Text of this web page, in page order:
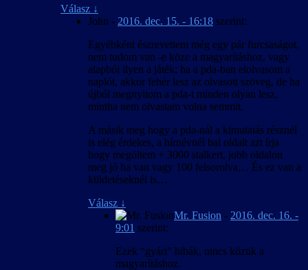
Válasz ↓
John - 2016. dec. 15. - 16:18 szerint:
Egyébként észrevettem még egy pár furcsaságot,
nem tudom van -e köze a magyarításhoz, vagy
alapból ilyen a játék; ha a pda-ban elolvasom a
naplót, akkor fehér lesz az olvasott szöveg, de ha
újból megnyitom a pda-t minden olyan lesz,
mintha nem olvastam volna semmit.
A másik meg hogy a pda-nál a kimutatás résznél
is elég érdekes, a hírnévnél bal oldalt azt írja
hogy megöltem + 3000 stalkert, jobb oldalon
meg jó ha van vagy 100 felsorolva… És ez van a
küldetéseknél is…
Válasz ↓
Mr. Fusion - 2016. dec. 16. -
9:01 szerint:
Ezek “gyári” hibák, nincs közük a
magyarításhoz.